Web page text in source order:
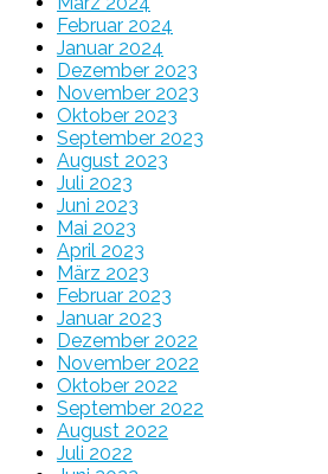
Februar 2024
Januar 2024
Dezember 2023
November 2023
Oktober 2023
September 2023
August 2023
Juli 2023
Juni 2023
Mai 2023
April 2023
März 2023
Februar 2023
Januar 2023
Dezember 2022
November 2022
Oktober 2022
September 2022
August 2022
Juli 2022